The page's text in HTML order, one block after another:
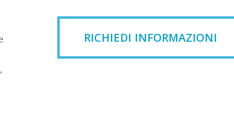
RICHIEDI INFORMAZIONI